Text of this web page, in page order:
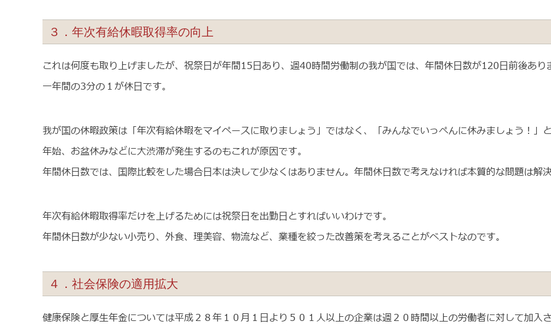
３．年次有給休暇取得率の向上
これは何度も取り上げましたが、祝祭日が年間15日あり、週40時間労働制の我が国では、年間休日数が120日前後あり
一年間の3分の１が休日です。
我が国の休暇政策は「年次有給休暇をマイペースに取りましょう」ではなく、「みんなでいっぺんに休みましょう！」
年始、お盆休みなどに大渋滞が発生するのもこれが原因です。
年間休日数では、国際比較をした場合日本は決して少なくはありません。年間休日数で考えなければ本質的な問題は解決
年次有給休暇取得率だけを上げるためには祝祭日を出勤日とすればいいわけです。
年間休日数が少ない小売り、外食、理美容、物流など、業種を絞った改善策を考えることがベストなのです。
４．社会保険の適用拡大
健康保険と厚生年金については平成２８年１０月１日より５０１人以上の企業は週２０時間以上の労働者に対して加入